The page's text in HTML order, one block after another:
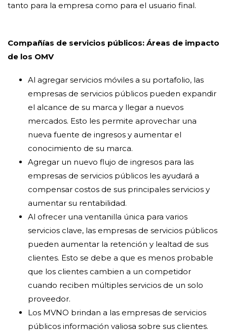
tanto para la empresa como para el usuario final.
Compañías de servicios públicos: Áreas de impacto
de los OMV
Al agregar servicios móviles a su portafolio, las
empresas de servicios públicos pueden expandir
el alcance de su marca y llegar a nuevos
mercados. Esto les permite aprovechar una
nueva fuente de ingresos y aumentar el
conocimiento de su marca.
Agregar un nuevo flujo de ingresos para las
empresas de servicios públicos les ayudará a
compensar costos de sus principales servicios y
aumentar su rentabilidad.
Al ofrecer una ventanilla única para varios
servicios clave, las empresas de servicios públicos
pueden aumentar la retención y lealtad de sus
clientes. Esto se debe a que es menos probable
que los clientes cambien a un competidor
cuando reciben múltiples servicios de un solo
proveedor.
Los MVNO brindan a las empresas de servicios
públicos información valiosa sobre sus clientes.